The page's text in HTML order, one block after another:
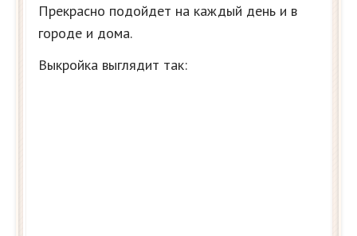
Прекрасно подойдет на каждый день и в
городе и дома.
Выкройка выглядит так: